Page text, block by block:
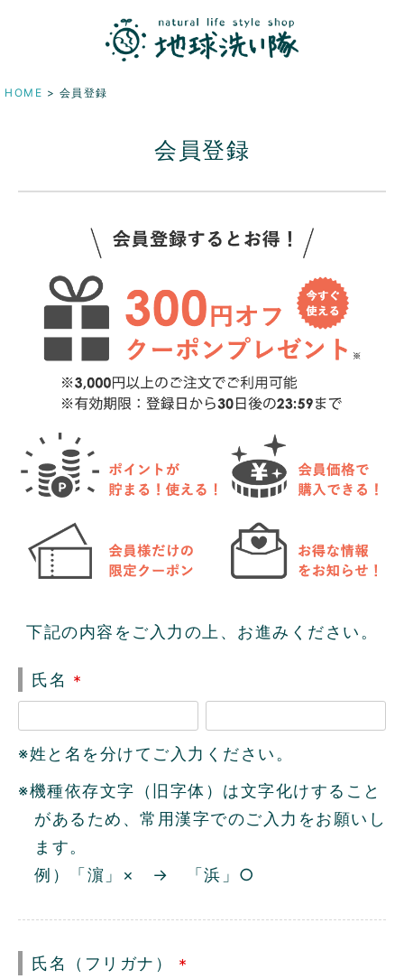
HOME 会員登録
会員登録
下記の内容をご入力の上、お進みください。
氏名
(
必
須
)
※姓と名を分けてご入力ください。
※機種依存文字（旧字体）は文字化けすること
があるため、常用漢字でのご入力をお願いし
ます。
例）「濵」× → 「浜」○
氏名（フリガナ）